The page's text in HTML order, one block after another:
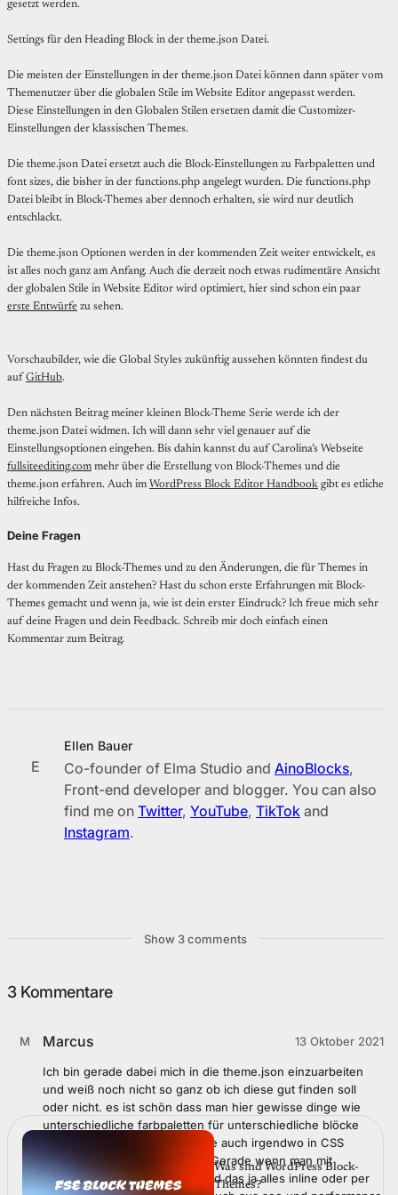
gesetzt werden.
Settings für den Heading Block in der theme.json Datei.
Die meisten der Einstellungen in der theme.json Datei können dann später vom
Themenutzer über die globalen Stile im Website Editor angepasst werden.
Diese Einstellungen in den Globalen Stilen ersetzen damit die Customizer-
Einstellungen der klassischen Themes.
Die theme.json Datei ersetzt auch die Block-Einstellungen zu Farbpaletten und
font sizes, die bisher in der functions.php angelegt wurden. Die functions.php
Datei bleibt in Block-Themes aber dennoch erhalten, sie wird nur deutlich
entschlackt.
Die theme.json Optionen werden in der kommenden Zeit weiter entwickelt, es
ist alles noch ganz am Anfang. Auch die derzeit noch etwas rudimentäre Ansicht
der globalen Stile in Website Editor wird optimiert, hier sind schon ein paar
erste Entwürfe zu sehen.
Vorschaubilder, wie die Global Styles zukünftig aussehen könnten findest du
aufGitHub.
Den nächsten Beitrag meiner kleinen Block-Theme Serie werde ich der
theme.json Datei widmen. Ich will dann sehr viel genauer auf die
Einstellungsoptionen eingehen. Bis dahin kannst du auf Carolina’s Webseite
fullsiteediting.com mehr über die Erstellung von Block-Themes und die
theme.json erfahren. Auch im WordPress Block Editor Handbook gibt es etliche
hilfreiche Infos.
Deine Fragen
Hast du Fragen zu Block-Themes und zu den Änderungen, die für Themes in
der kommenden Zeit anstehen? Hast du schon erste Erfahrungen mit Block-
Themes gemacht und wenn ja, wie ist dein erster Eindruck? Ich freue mich sehr
auf deine Fragen und dein Feedback. Schreib mir doch einfach einen
Kommentar zum Beitrag.
E
Ellen Bauer
Co-founder of Elma Studio and AinoBlocks,
Front-end developer and blogger. You can also
find me on Twitter, YouTube, TikTok and
Instagram.
Show 3 comments
3 Kommentare
M Marcus 13 Oktober 2021
Ich bin gerade dabei mich in die theme.json einzuarbeiten
und weiß noch nicht so ganz ob ich diese gut finden soll
oder nicht. es ist schön dass man hier gewisse dinge wie
unterschiedliche farbpaletten für unterschiedliche blöcke
definieren kann aber CSS sollte auch irgendwo in CSS
Dateien geschrieben werden. Gerade wenn man mit
LESS/SASS arbeitet. zudem wird das ja alles inline oder per
Was sind WordPress Block-
Themes?